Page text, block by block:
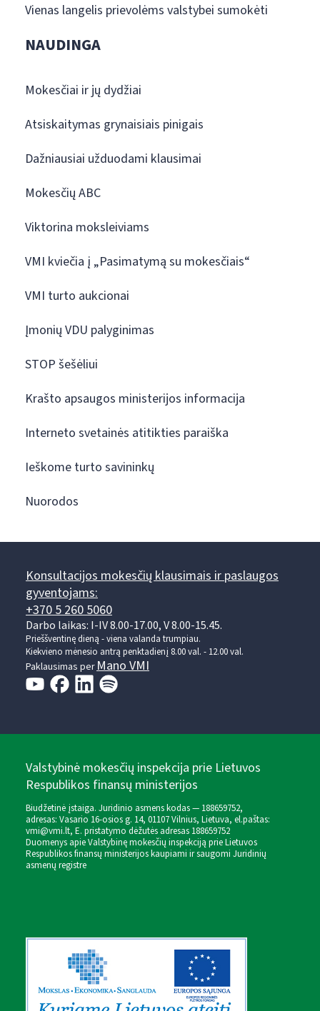
Vienas langelis prievolėms valstybei sumokėti
NAUDINGA
Mokesčiai ir jų dydžiai
Atsiskaitymas grynaisiais pinigais
Dažniausiai užduodami klausimai
Mokesčių ABC
Viktorina moksleiviams
VMI kviečia į „Pasimatymą su mokesčiais“
VMI turto aukcionai
Įmonių VDU palyginimas
STOP šešėliui
Krašto apsaugos ministerijos informacija
Interneto svetainės atitikties paraiška
Ieškome turto savininkų
Nuorodos
Konsultacijos mokesčių klausimais ir paslaugos
gyventojams:
+370 5 260 5060
Darbo laikas: I-IV 8.00-17.00, V 8.00-15.45.
Prieššventinę dieną - viena valanda trumpiau.
Kiekvieno mėnesio antrą penktadienį 8.00 val. - 12.00 val.
Paklausimas per Mano VMI
Valstybinė mokesčių inspekcija prie Lietuvos
Respublikos finansų ministerijos
Biudžetinė įstaiga. Juridinio asmens kodas — 188659752,
adresas: Vasario 16-osios g. 14, 01107 Vilnius, Lietuva, el.paštas:
vmi@vmi.lt, E. pristatymo dėžutės adresas 188659752
Duomenys apie Valstybinę mokesčių inspekciją prie Lietuvos
Respublikos finansų ministerijos kaupiami ir saugomi Juridinių
asmenų registre